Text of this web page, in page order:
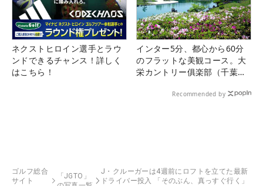
ネクストヒロイン選手とラウ
ンドできるチャンス！詳しく
はこちら！
インター5分、都心から60分
のフラットな美観コース。大
栄カントリー俱楽部（千葉
Recommended by
ゴルフ総合
サイト
「JGTO」
J・クルーガーは4週前にロフトを立てた最新
ドライバー投入 「そのぶん、真っすぐ行く」